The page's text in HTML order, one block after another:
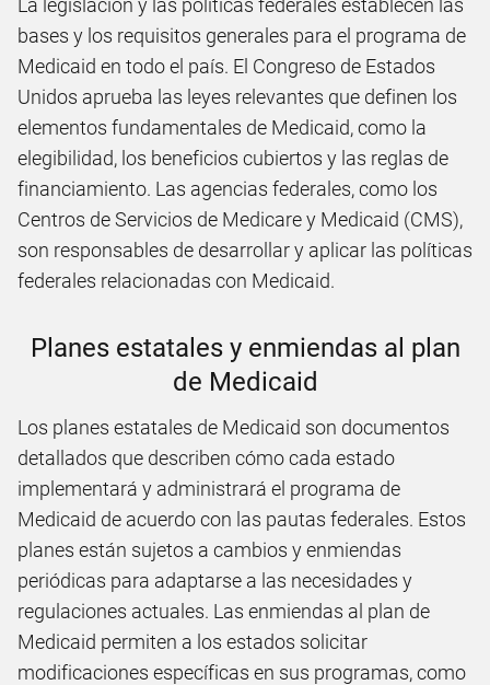
La legislación y las políticas federales establecen las
bases y los requisitos generales para el programa de
Medicaid en todo el país. El Congreso de Estados
Unidos aprueba las leyes relevantes que definen los
elementos fundamentales de Medicaid, como la
elegibilidad, los beneficios cubiertos y las reglas de
financiamiento. Las agencias federales, como los
Centros de Servicios de Medicare y Medicaid (CMS),
son responsables de desarrollar y aplicar las políticas
federales relacionadas con Medicaid.
Planes estatales y enmiendas al plan
de Medicaid
Los planes estatales de Medicaid son documentos
detallados que describen cómo cada estado
implementará y administrará el programa de
Medicaid de acuerdo con las pautas federales. Estos
planes están sujetos a cambios y enmiendas
periódicas para adaptarse a las necesidades y
regulaciones actuales. Las enmiendas al plan de
Medicaid permiten a los estados solicitar
modificaciones específicas en sus programas, como